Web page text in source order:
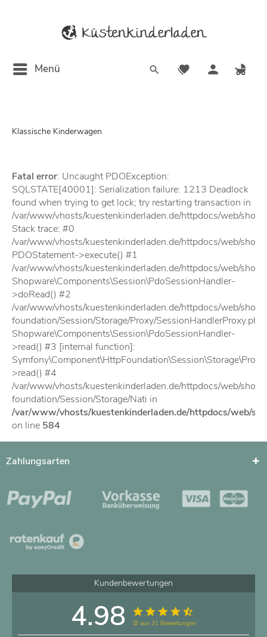
Menü
Klassische Kinderwagen
Fatal error: Uncaught PDOException:
SQLSTATE[40001]: Serialization failure: 1213 Deadlock
found when trying to get lock; try restarting transaction in
/var/www/vhosts/kuestenkinderladen.de/httpdocs/web/
Stack trace: #0
/var/www/vhosts/kuestenkinderladen.de/httpdocs/web/
PDOStatement->execute() #1
/var/www/vhosts/kuestenkinderladen.de/httpdocs/web/
Shopware\Components\Session\PdoSessionHandler-
>doRead() #2
/var/www/vhosts/kuestenkinderladen.de/httpdocs/web/
foundation/Session/Storage/Proxy/
Shopware\Components\Session\PdoSessionHandler-
>read() #3 [internal function]:
>read() #4
/var/www/vhosts/kuestenkinderladen.de/httpdocs/web/
foundation/Session/Storage/Nati in
/var/www/vhosts/kuestenkinderladen.de/httpdocs/web/
on line 584
Zahlungsarten
Kundenbewertungen
4.98 ∅ aus 31 Bewertungen